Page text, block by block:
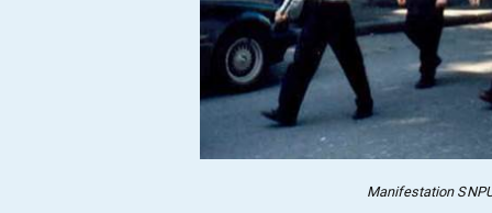
Manifestation